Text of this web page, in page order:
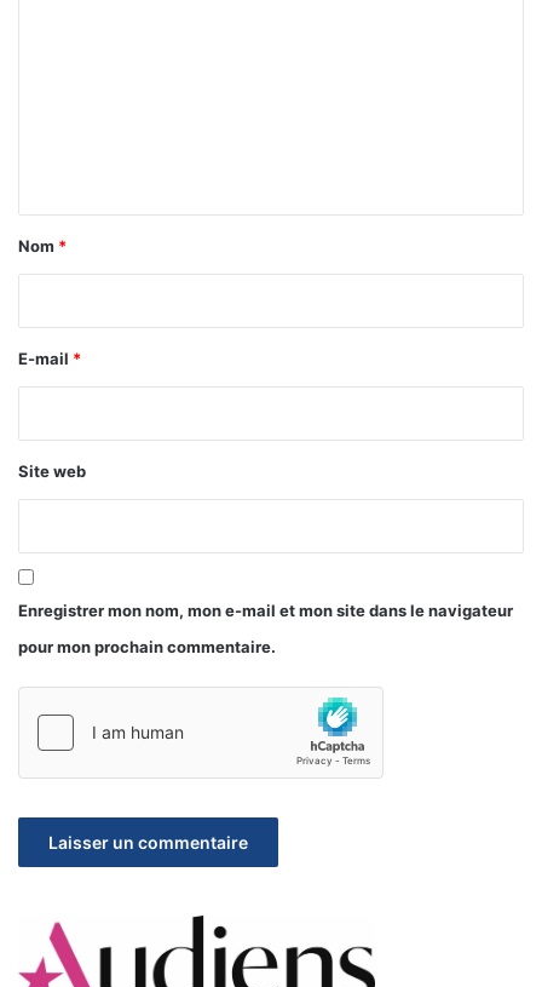
a
i
*
Nom *
E-mail *
Site web
Enregistrer mon nom, mon e-mail et mon site dans le navigateur
pour mon prochain commentaire.